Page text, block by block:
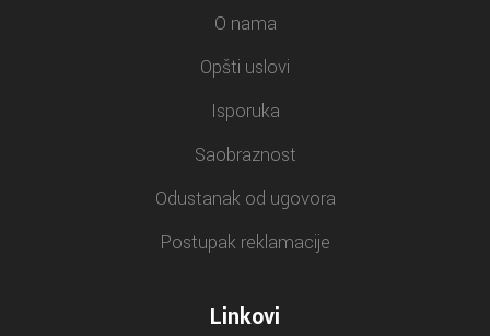
O nama
Opšti uslovi
Isporuka
Saobraznost
Odustanak od ugovora
Postupak reklamacije
Linkovi